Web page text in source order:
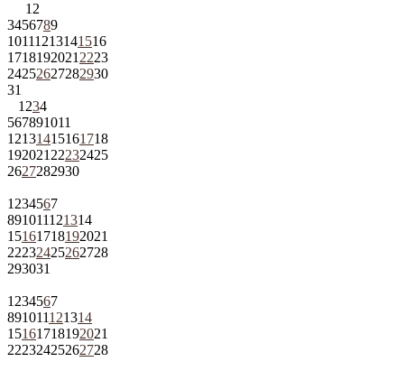
1 2
3456789
10111213141516
1718192021 2223
24252627282930
31
1 234
567891011
12131415161718
192021 22232425
2627282930
1 234567
891011121314
15161718192021
22232425262728
293031
1 234567
891011121314
15161718192021
22232425262728